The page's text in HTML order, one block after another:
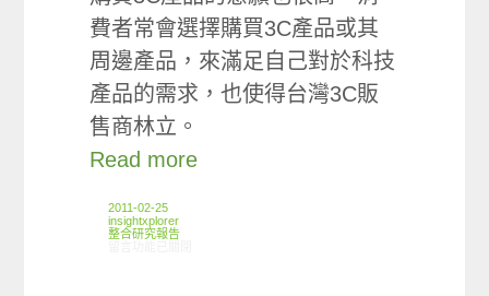
費者常會選擇購買3C產品或其
周邊產品，來滿足自己對於科技
產品的需求，也使得台灣3C販
售商林立。
Read more
2011-02-25
insightxplorer
整合研究報告